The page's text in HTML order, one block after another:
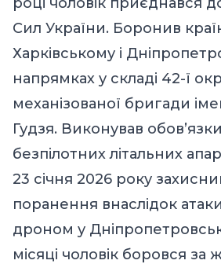
Сил України. Боронив
Харківському і
напрямках у складі 42-ї
механізованої бригади
Гудзя. Виконував
безпілотних літальних
23 січня 2026 року
поранення внаслідок
дроном у
місяці чоловік боровся за